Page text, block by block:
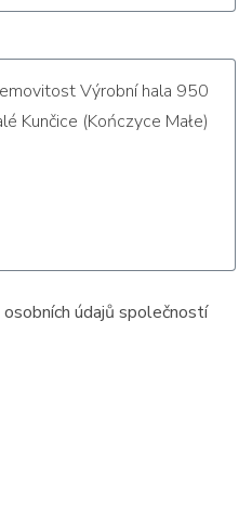
osobních údajů společností